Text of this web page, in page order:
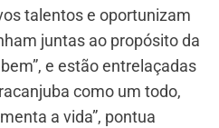
talentos e oportunizam
juntas ao propósito da
e estão entrelaçadas
como um todo,
a vida”, pontua